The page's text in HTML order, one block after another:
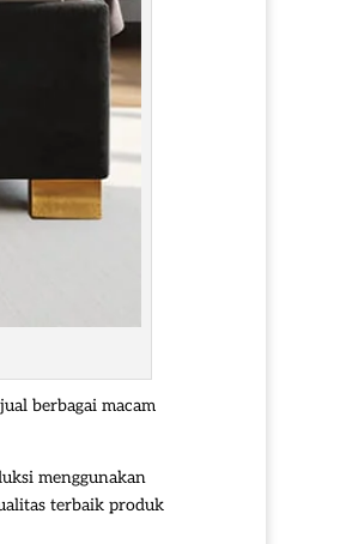
berbagai macam
menggunakan
terbaik produk